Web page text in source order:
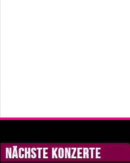
Nächste Konzerte